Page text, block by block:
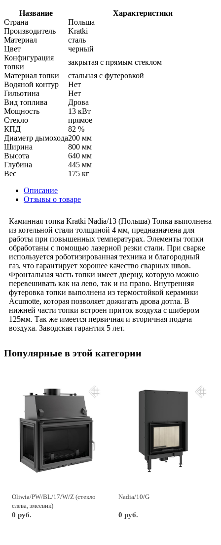
Название
Характеристики
Страна
Польша
Производитель
Kratki
Материал
сталь
Цвет
черный
Конфигурация
топки
закрытая с прямым стеклом
Материал топки
стальная с футеровкой
Водяной контур
Нет
Гильотина
Нет
Вид топлива
Дрова
Мощность
13 кВт
Стекло
прямое
КПД
82 %
Диаметр дымохода200 мм
Ширина
800 мм
Высота
640 мм
Глубина
445 мм
Вес
175 кг
Описание
Отзывы о товаре
Каминная топка Kratki Nadia/13 (Польша) Топка выполнена
из котельной стали толщиной 4 мм, предназначена для
работы при повышенных температурах. Элементы топки
обработаны с помощью лазерной резки стали. При сварке
используется роботизированная техника и благородный
газ, что гарантирует хорошее качество сварных швов.
Фронтальная часть топки имеет дверцу, которую можно
перевешивать как на лево, так и на право. Внутренняя
футеровка топки выполнена из термостойкой керамики
Acumotte, которая позволяет дожигать дрова дотла. В
нижней части топки встроен приток воздуха с шибером
125мм. Так же имеется первичная и вторичная подача
воздуха. Заводская гарантия 5 лет.
Популярные в этой категории
Oliwia/PW/BL/17/W/Z (стекло
слева, змеевик)
0 руб.
Nadia/10/G
0 руб.